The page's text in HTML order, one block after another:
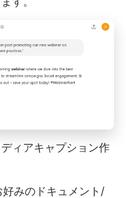
ィアキャプション作
みのドキュメント/